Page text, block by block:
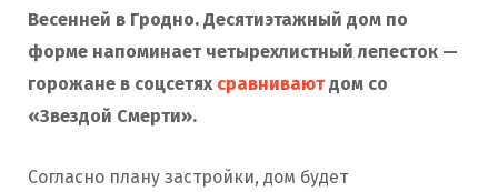
Весенней в Гродно. Десятиэтажный дом по
форме напоминает четырехлистный лепесток —
горожане в соцсетях сравниваютдом со
«Звездой Смерти».
Согласно плану застройки, дом будет